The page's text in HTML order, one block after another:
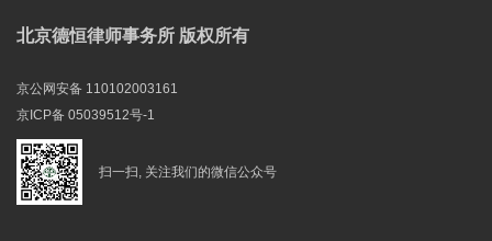
北京德恒律师事务所 版权所有
京公网安备 110102003161
京ICP备 05039512号-1
扫一扫, 关注我们的微信公众号